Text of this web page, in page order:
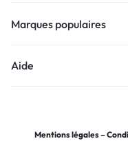
Marques populaires
Aide
Mentions légales –